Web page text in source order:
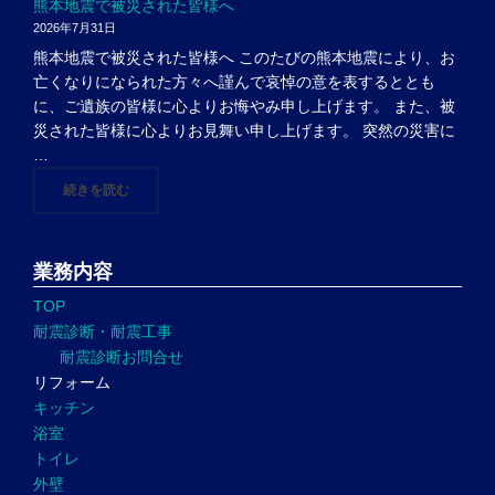
熊本地震で被災された皆様へ
2026年7月31日
熊本地震で被災された皆様へ このたびの熊本地震により、お
亡くなりになられた方々へ謹んで哀悼の意を表するととも
に、ご遺族の皆様に心よりお悔やみ申し上げます。 また、被
災された皆様に心よりお見舞い申し上げます。 突然の災害に
…
続きを読む"熊本地震で被災された皆様へ"
業務内容
TOP
耐震診断・耐震工事
耐震診断お問合せ
リフォーム
キッチン
浴室
トイレ
外壁